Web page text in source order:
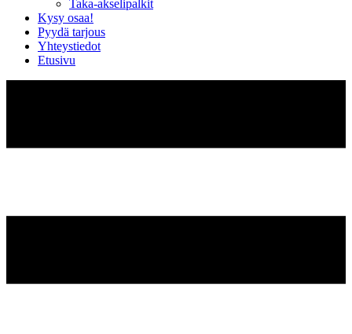
Taka-akselipalkit
Kysy osaa!
Pyydä tarjous
Yhteystiedot
Etusivu